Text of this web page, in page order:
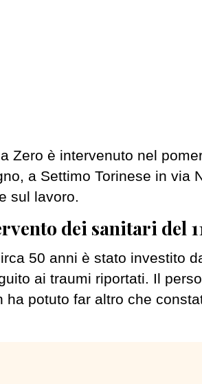
Zero è intervenuto nel
a Settimo Torinese in via
sul lavoro.
dei sanitari del
50 anni è stato investito
ai traumi riportati. Il
ha potuto far altro che